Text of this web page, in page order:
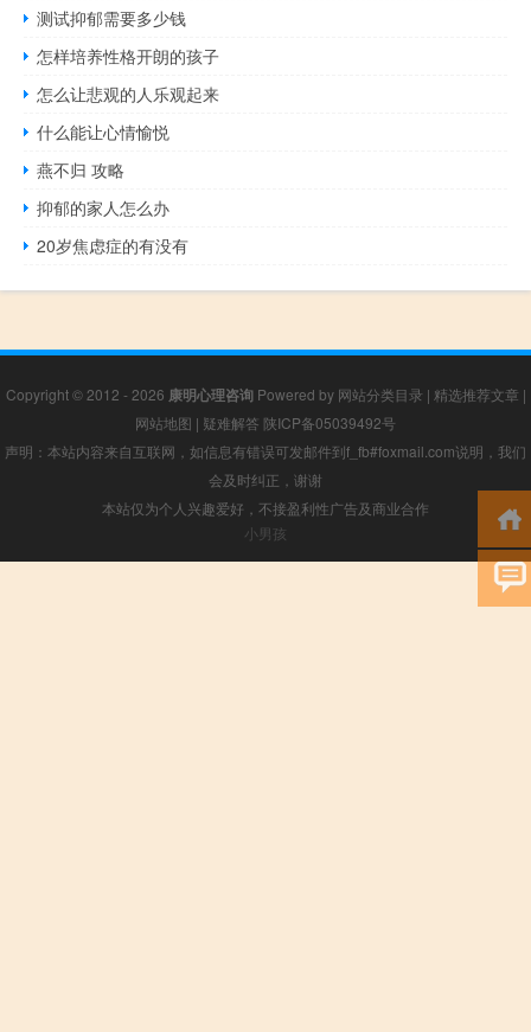
测试抑郁需要多少钱
怎样培养性格开朗的孩子
怎么让悲观的人乐观起来
什么能让心情愉悦
燕不归 攻略
抑郁的家人怎么办
20岁焦虑症的有没有
Copyright © 2012 - 2026 康明心理咨询Powered by 网站分类目录 | 精选推荐文章 |
网站地图 | 疑难解答 陕ICP备05039492号
声明：本站内容来自互联网，如信息有错误可发邮件到f_fb#foxmail.com说明，我们
会及时纠正，谢谢
本站仅为个人兴趣爱好，不接盈利性广告及商业合作
小男孩